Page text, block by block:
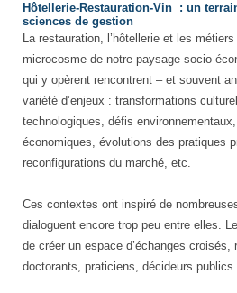
Hôtellerie-Restauration-Vin : un
sciences de gestion
La restauration, l’hôtellerie et les
microcosme de notre paysage socio-
qui y opèrent rencontrent – et souvent
variété d’enjeux : transformations
technologiques, défis
économiques, évolutions des pratiques
reconfigurations du marché, etc.
Ces contextes ont inspiré de
dialoguent encore trop peu entre elles.
de créer un espace d’échanges
doctorants, praticiens, décideurs